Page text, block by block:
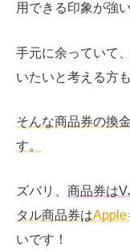
用できる印象が強
手元に余っていて
いたいと考える方
そんな商品券の換
す。
ズバリ、 商品券は
タル商品券はApple
いです！